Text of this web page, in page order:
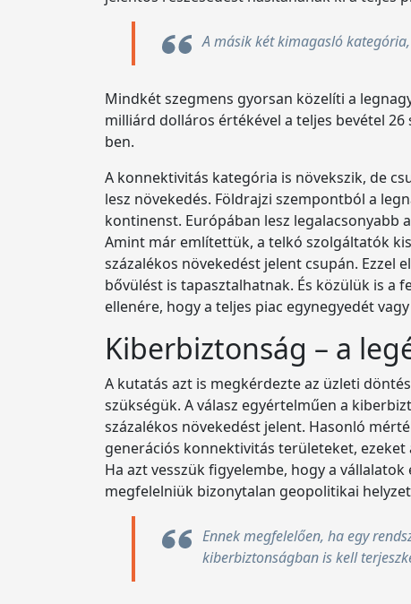
A másik két kimagasló
Mindkét szegmens gyorsan közelíti a
milliárd dolláros értékével a teljes bevétel
ben.
A konnektivitás kategória is növekszik, de
lesz növekedés. Földrajzi szempontból a
kontinenst. Európában lesz legalacsonyabb
Amint már említettük, a telkó szolgáltatók
százalékos növekedést jelent csupán.
bővülést is tapasztalhatnak. És közülük is a
ellenére, hogy a teljes piac egynegyedét
Kiberbiztonság – a
A kutatás azt is megkérdezte az üzleti
szükségük. A válasz egyértelműen a
százalékos növekedést jelent. Hasonló
generációs konnektivitás területeket,
Ha azt vesszük figyelembe, hogy a
megfelelniük bizonytalan geopolitikai
Ennek megfelelően, ha egy
kiberbiztonságban is kell